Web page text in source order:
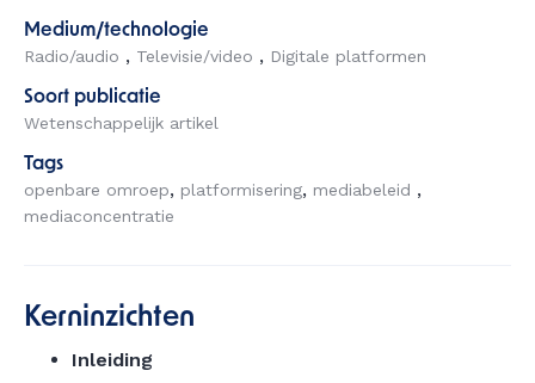
Medium/technologie
Radio/audio
Televisie/video Digitale platformen
Soort publicatie
Wetenschappelijk artikel
Tags
openbare omroep
platformisering
mediabeleid
mediaconcentratie
Kerninzichten
Inleiding